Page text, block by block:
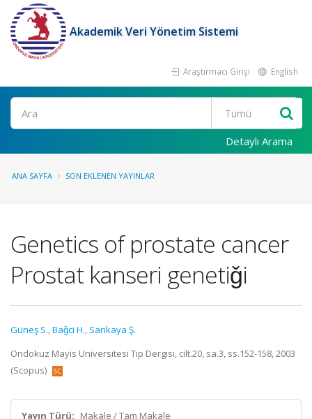
Akademik Veri Yönetim Sistemi
Araştırmacı Girişi English
Ara
Detaylı Arama
ANA SAYFA SON EKLENEN YAYINLAR
Genetics of prostate cancer
Prostat kanseri genetiǧi
Güneş S.,Baǧci H., Sarıkaya Ş.
Ondokuz Mayis Universitesi Tip Dergisi, cilt.20, sa.3, ss.152-158, 2003
(Scopus)
Yayın Türü: Makale / Tam Makale